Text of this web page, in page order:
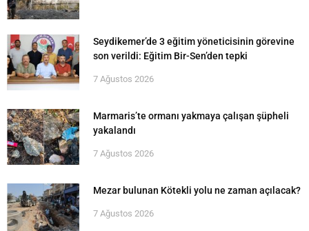
Seydikemer’de 3 eğitim yöneticisinin görevine
son verildi: Eğitim Bir-Sen’den tepki
7 Ağustos 2026
Marmaris’te ormanı yakmaya çalışan şüpheli
yakalandı
7 Ağustos 2026
Mezar bulunan Kötekli yolu ne zaman açılacak?
7 Ağustos 2026